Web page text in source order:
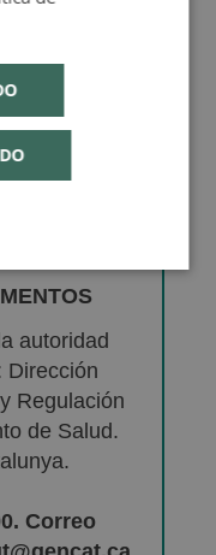
autoridad
Dirección
Regulación
de Salud.
Correo